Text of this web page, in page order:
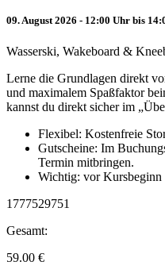
09. August 2026 - 12:00 Uhr bis
Wasserski, Wakeboard &
Lerne die Grundlagen direkt
und maximalem Spaßfaktor
kannst du direkt sicher im
Flexibel: Kostenfreie
Gutscheine: Im
Termin mitbringen.
Wichtig: vor Kursbeginn
1777529751
Gesamt:
59.00 €